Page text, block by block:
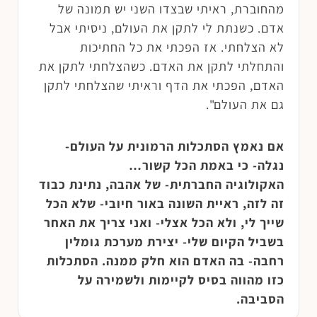
מהחוברת, ראיתי שבצדו השני יש תמונה של
אדם. כשנתת לי לתקן את העולם, ניסיתי אבל
לא הצלחתי. אז הפכתי את כל החתיכות
והתחלתי לתקן את האדם. כשהצלחתי לתקן את
האדם, הפכתי את הדף וראיתי שהצלחתי לתקן
גם את העולם".
אם נאמץ הסתכלות הרמונית על העולם-
נגלה- כי באמת הכל קשור…
האקולוגיה החברתית- של אהבה, נתינת כבוד
זה לזה, ראיית השונה באור חיובי- שלא הכל
שייך לי, ולא הכל אצלי- ואני צריך את האחר
בשביל הקיום שלי- יצירת מערכת גומלין
רחבה- בה האדם הוא חלק ממנה. הסתכלות
כזו מהווה בסיס לקיימות ולשמירה על
הסביבה.